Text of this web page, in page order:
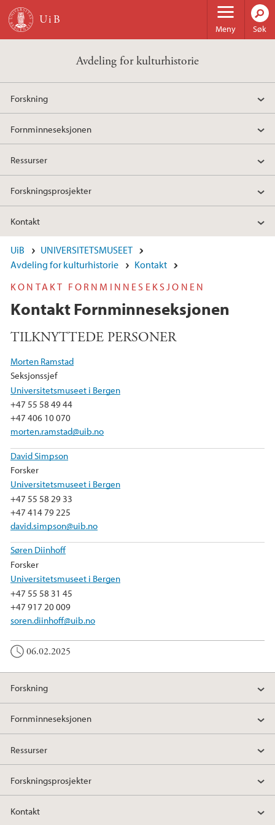
Hopp til hovedinnhold
Meny Søk
Avdeling for kulturhistorie
Forskning
Fornminneseksjonen
Ressurser
Forskningsprosjekter
Kontakt
UiB
UNIVERSITETSMUSEET
Avdeling for kulturhistorie
Kontakt
KONTAKT FORNMINNESEKSJONEN
Kontakt Fornminneseksjonen
TILKNYTTEDE PERSONER
Morten Ramstad
Seksjonssjef
Universitetsmuseet i Bergen
+47 55 58 49 44
+47 406 10 070
morten.ramstad@uib.no
David Simpson
Forsker
Universitetsmuseet i Bergen
+47 55 58 29 33
+47 414 79 225
david.simpson@uib.no
Søren Diinhoff
Forsker
Universitetsmuseet i Bergen
+47 55 58 31 45
+47 917 20 009
soren.diinhoff@uib.no
06.02.2025
Forskning
Fornminneseksjonen
Ressurser
Forskningsprosjekter
Kontakt